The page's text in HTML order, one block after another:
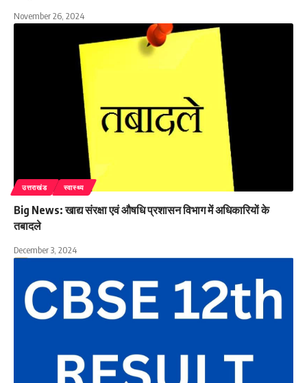
November 26, 2024
उत्तराखंड स्वास्थ्य
Big News: खाद्य संरक्षा एवं औषधि प्रशासन विभाग में अधिकारियों के
तबादले
December 3, 2024